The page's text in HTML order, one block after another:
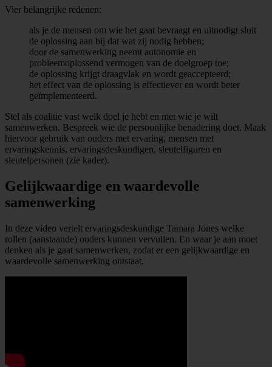
Vier belangrijke redenen:
als je de mensen om wie het gaat bevraagt en uitnodigt sluit
de oplossing aan bij dat wat zij nodig hebben;
door de samenwerking neemt autonomie en
probleemoplossend vermogen van de doelgroep toe;
de oplossing krijgt draagvlak en wordt geaccepteerd;
het effect van de oplossing is effectiever en wordt beter
geïmplementeerd.
Stel als coalitie vast welk doel je hebt en met wie je wilt
samenwerken. Bespreek wie de persoonlijke benadering doet. Maak
hiervoor gebruik van ouders met ervaring, mensen met
ervaringskennis, ervaringsdeskundigen, sleutelfiguren en
sleutelpersonen (zie kader).
Gelijkwaardige en waardevolle
samenwerking
In deze video vertelt ervaringsdeskundige Tamara Jones welke
rollen (aanstaande) ouders kunnen vervullen. En waar je aan moet
denken als je gaat samenwerken, zodat er een gelijkwaardige en
waardevolle samenwerking ontstaat.